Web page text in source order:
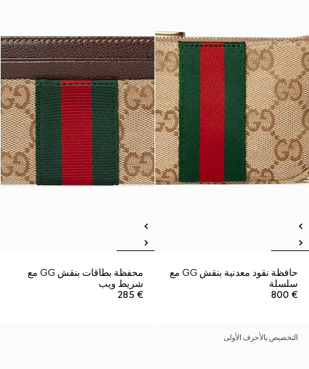
حافظة نقود معدنية بنقش GG مع
سلسلة
€ 800
محفظة بطاقات بنقش GG مع
شريط ويب
€ 285
التخصيص بالأحرف الأولى